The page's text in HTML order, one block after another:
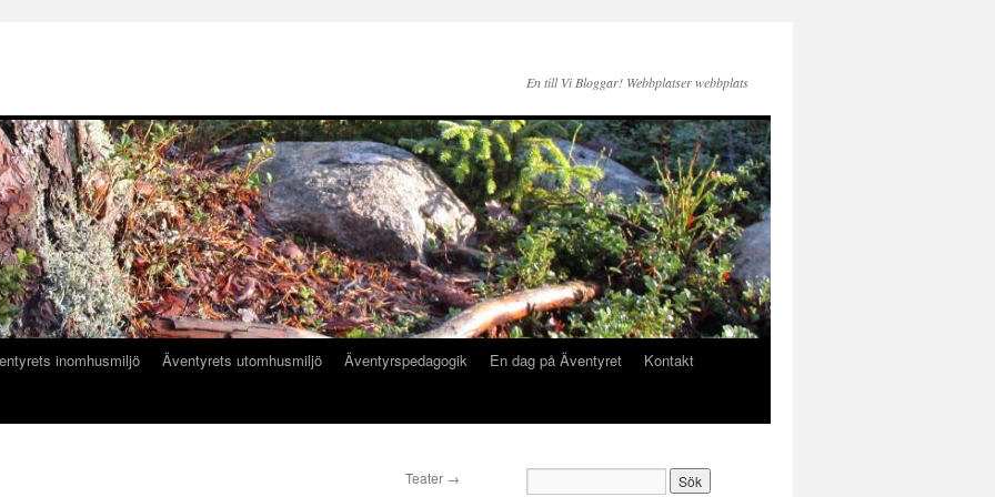
En till Vi Bloggar! Webbplatser webbplats
inomhusmiljö Äventyrets utomhusmiljö Äventyrspedagogik En dag på Äventyret
Kontakt
Teater →